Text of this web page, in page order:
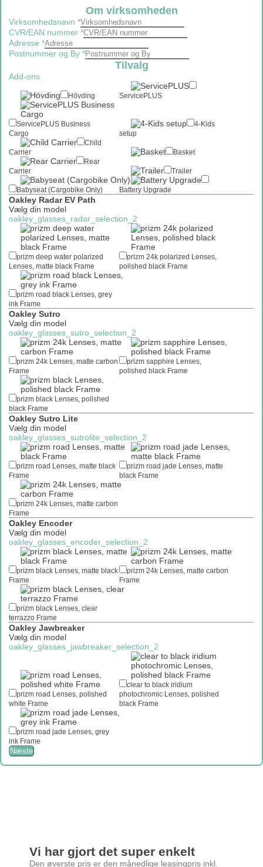
Om virksomheden
Virksomhedsnavn*
CVR/EAN nummer*
Adresse*
Postnummer og By*
Tilvalg
Add-ons
Hövding ServicePLUS
ServicePLUS Business
Cargo
4-Kids
setup
Child
Carrier
Basket
Rear
Carrier
Trailer
Babyseat (Cargobike Only) Battery Upgrade
Oakley Radar EV Path
Vælg din model
oakley_glasses_radar_selection_2
prizm deep water polarized
Lenses, matte black Frame
prizm 24k polarized Lenses,
polished black Frame
prizm road black Lenses, grey
ink Frame
Oakley Sutro
Vælg din model
oakley_glasses_sutro_selection_2
prizm 24k Lenses, matte carbon
Frame
prizm sapphire Lenses,
polished black Frame
prizm black Lenses, polished
black Frame
Oakley Sutro Lite
Vælg din model
oakley_glasses_sutrolite_selection_2
prizm road Lenses, matte black
Frame
prizm road jade Lenses, matte
black Frame
prizm 24k Lenses, matte carbon
Frame
Oakley Encoder
Vælg din model
Net
Frame
oakley_glasses_encoder_selection_2
prizm black Lenses, matte black
Frame
prizm 24k Lenses, matte carbon
Frame
prizm black Lenses, clear
terrazzo Frame
Oakley Jawbreaker
Vælg din model
oakley_glasses_jawbreaker_selection_2
prizm road Lenses, polished
white Frame
clear to black iridium
photochromic Lenses, polished
black Frame
prizm road jade Lenses, grey
ink Frame
Næste
Vi har gjort det super enkelt
Den øverste pris er den månedlige leasingpris inkl.